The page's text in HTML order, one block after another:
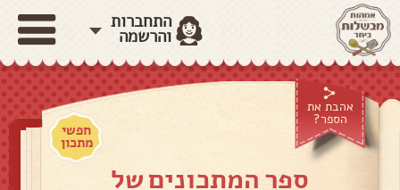
התחברות
והרשמה
אהבת את
הספר?
חפשי
מתכון
ספר המתכונים של